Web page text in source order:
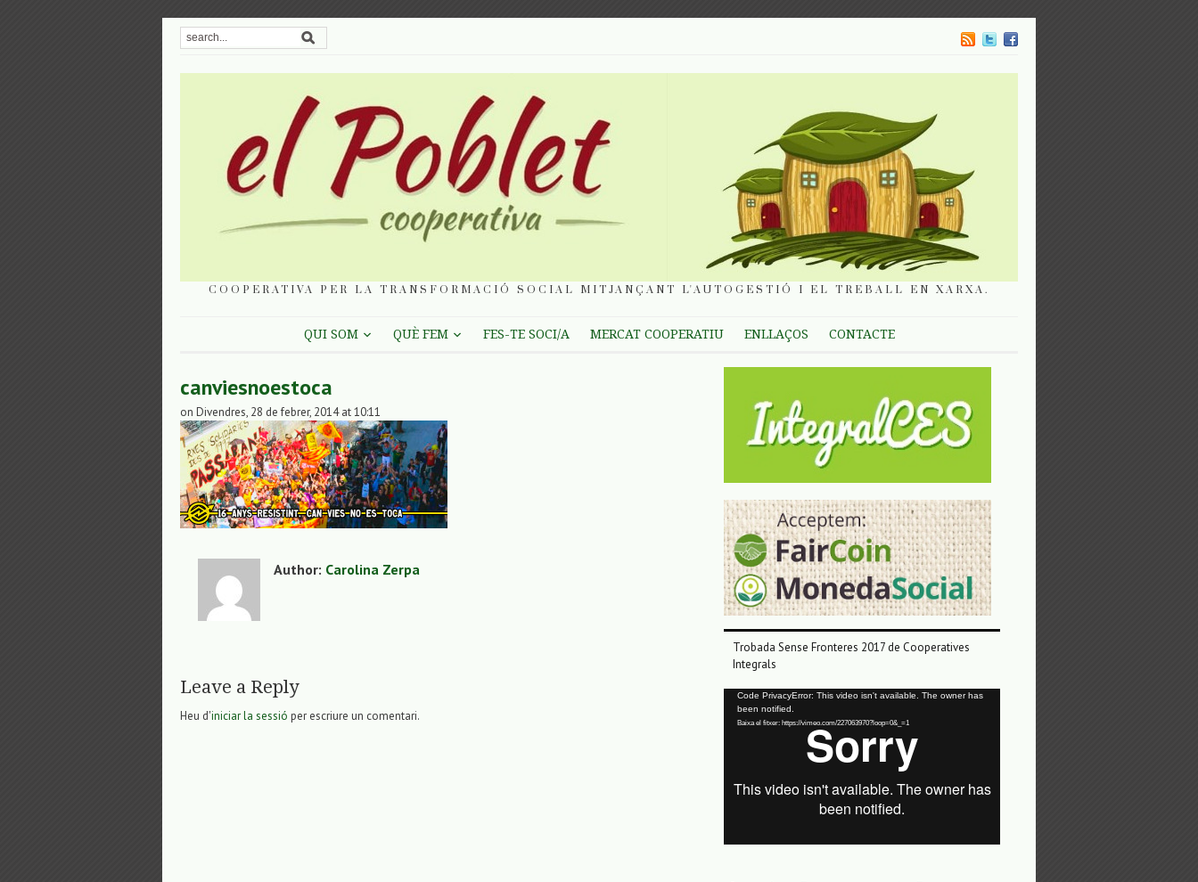
COOPERATIVA PER LA TRANSFORMACIÓ SOCIAL MITJANÇANT L'AUTOGESTIÓ I EL TREBALL EN XARXA.
QUI SOM QUÈ FEM FES-TE SOCI/A MERCAT COOPERATIU ENLLAÇOS CONTACTE
canviesnoestoca
on Divendres, 28 de febrer, 2014 at 10:11
Author: Carolina Zerpa
Leave a Reply
Heu d'iniciar la sessió per escriure un comentari.
Trobada Sense Fronteres 2017 de Cooperatives
Integrals
Reproductor
vídeo
Code PrivacyError: This video isn't available. The owner has
been notified.
Baixa el fitxer: https://vimeo.com/227063970?loop=0&_=1